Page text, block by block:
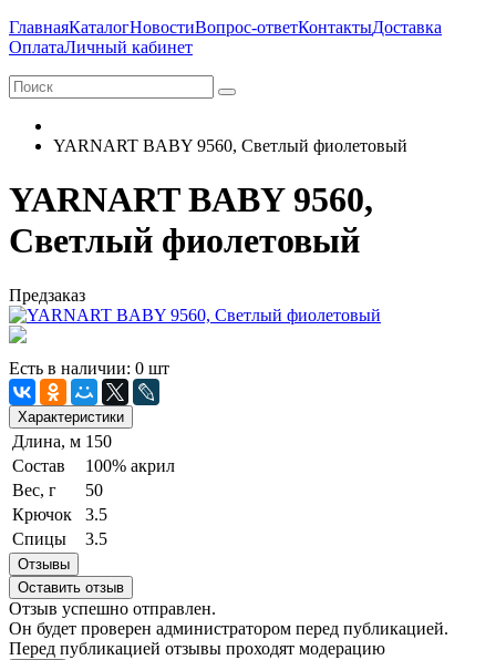
ГлавнаяКаталогНовостиВопрос-ответКонтактыДоставка
ОплатаЛичный кабинет
YARNART BABY 9560, Светлый фиолетовый
YARNART BABY 9560,
Светлый фиолетовый
Предзаказ
Есть в наличии: 0 шт
Характеристики
Длина, м 150
Состав
100% акрил
Вес, г
50
Крючок
3.5
Спицы
3.5
Отзывы
Оставить отзыв
Отзыв успешно отправлен.
Он будет проверен администратором перед публикацией.
Перед публикацией отзывы проходят модерацию